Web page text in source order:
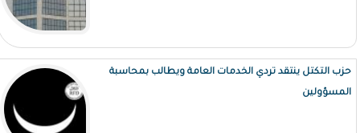
حزب التكتل ينتقد تردي الخدمات العامة ويطالب بمحاسبة
المسؤولين